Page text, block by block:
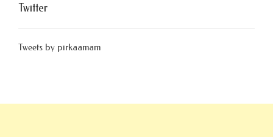
Twitter
Tweets by pirkaamam